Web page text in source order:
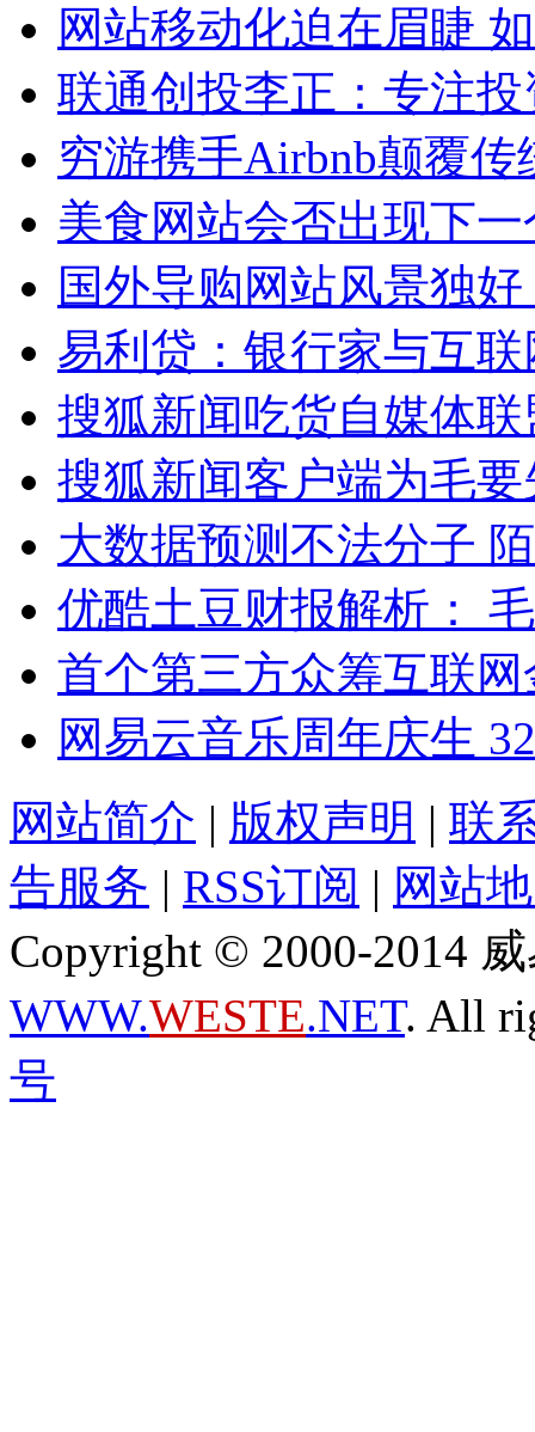
网站移动化迫在眉睫
联通创投李正：专注
穷游携手Airbnb颠覆
美食网站会否出现下
国外导购网站风景独
易利贷：银行家与互
搜狐新闻吃货自媒体
搜狐新闻客户端为毛
大数据预测不法分子
优酷土豆财报解析：
首个第三方众筹互联
网易云音乐周年庆生
网站简介 | 版权声明 | 联
告服务 | RSS订阅 | 网站
Copyright © 2000-2014
WWW.WESTE.NET. All
号